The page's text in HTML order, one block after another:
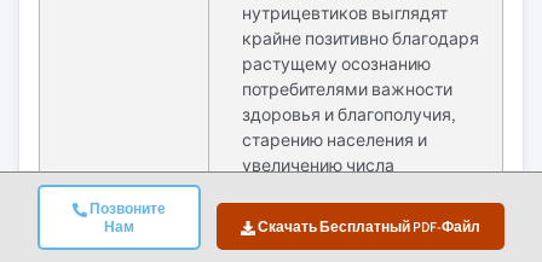
Позвоните
Нам
Скачать Бесплатный PDF-Файл
нутрицевтиков выглядят
крайне позитивно благодаря
растущему осознанию
потребителями важности
здоровья и благополучия,
старению населения и
увеличению числа
Ожидается, что достижения в
области